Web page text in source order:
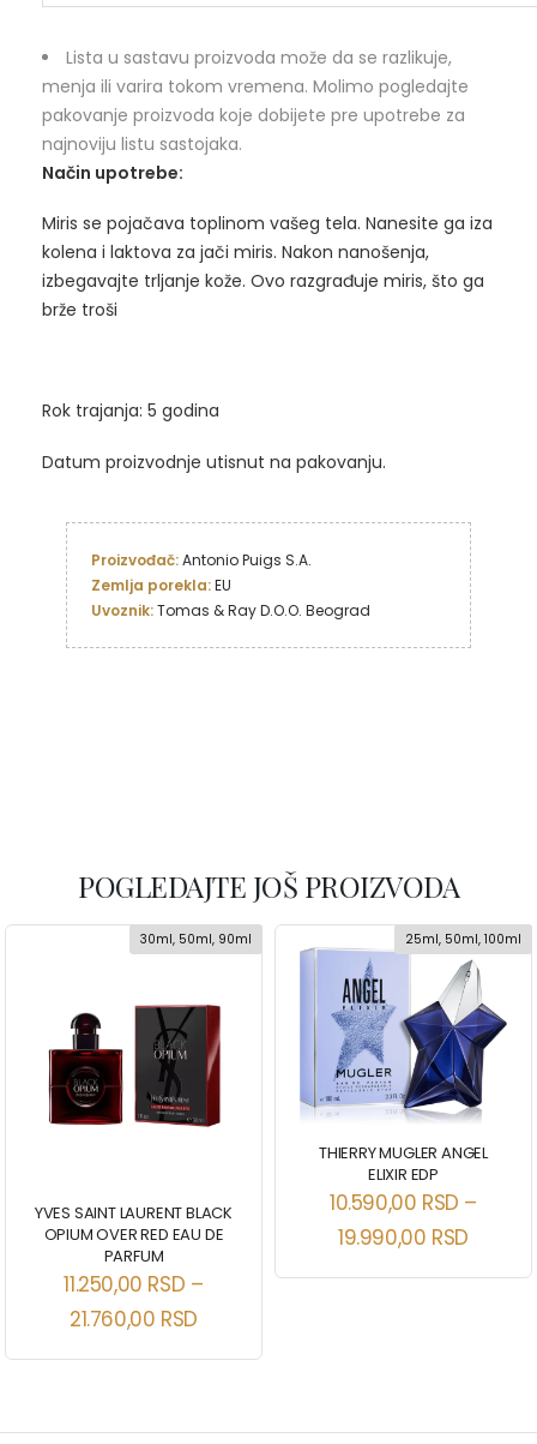
Lista u sastavu proizvoda može da se razlikuje,
menja ili varira tokom vremena. Molimo pogledajte
pakovanje proizvoda koje dobijete pre upotrebe za
najnoviju listu sastojaka.
Način upotrebe:
Miris se pojačava toplinom vašeg tela. Nanesite ga iza
kolena i laktova za jači miris. Nakon nanošenja,
izbegavajte trljanje kože. Ovo razgrađuje miris, što ga
brže troši
Rok trajanja: 5 godina
Datum proizvodnje utisnut na pakovanju.
Proizvođač:
Zemlja porekla:
Uvoznik: Tomas & Ray D.O.O. Beograd
POGLEDAJTE JOŠ PROIZVODA
30ml, 50ml, 90ml
YVES SAINT LAURENT BLACK
OPIUM OVER RED EAU DE
PARFUM
11.250,00 RSD –
21.760,00 RSD
25ml, 50ml, 100ml
THIERRY MUGLER ANGEL
ELIXIR EDP
10.590,00 RSD –
19.990,00 RSD